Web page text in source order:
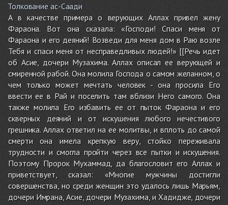
Толкование ас-Саади
А в качестве примера о верующих Аллах привел жену
Фараона. Вот она сказала: «Господи! Спаси меня от
Фараона и его деяний! Возведи для меня дом в Раю возле
Тебя и спаси меня от несправедливых людей!» [[Речь идет
об Асие, дочери Музахима. Аллах описал ее верующей и
смиренной рабой. Она молила Господа о самом желанном, о
чем только может мечтать человек - она просила Его
ввести ее в Рай и поселить там вблизи Него самого. Она
также молила Его избавить ее от пыток Фараона и его
скверных деяний и от искушения любого нечестивого
грешника. Аллах ответил на ее молитвы, и вплоть до самой
смерти она имела крепкую веру, стойко переживала
трудности и смогла пройти через все пытки и искушения.
Поэтому Пророк Мухаммад, да благословит его Аллах и
приветствует, сказал: «Многие мужчины достигли
совершенства, но среди женщин это удалось лишь Марьям,
дочери Имрана, Асие, дочери Музахима, и Хадидже, дочери